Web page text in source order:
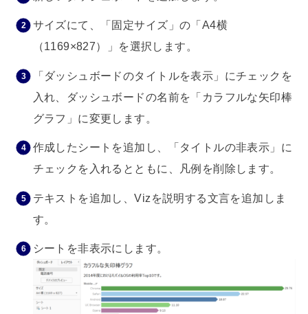
サイズにて、「固定サイズ」の「A4横
（1169×827）」を選択します。
「ダッシュボードのタイトルを表示」にチェックを
入れ、ダッシュボードの名前を「カラフルな矢印棒
グラフ」に変更します。
作成したシートを追加し、「タイトルの非表示」に
チェックを入れるとともに、凡例を削除します。
テキストを追加し、Vizを説明する文言を追加しま
す。
シートを非表示にします。